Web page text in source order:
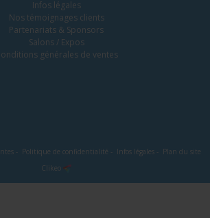
Infos légales
Nos témoignages clients
Partenariats & Sponsors
Salons / Expos
générales de ventes
- Politique de confidentialité - Infos légales- Plan du site
Clikeo